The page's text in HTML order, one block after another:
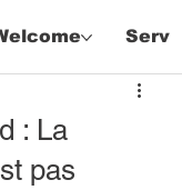
: La
pas